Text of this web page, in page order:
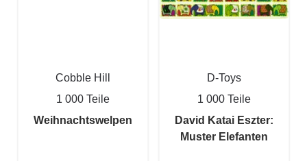
Cobble Hill
1 000 Teile
Weihnachtswelpen
D-Toys
1 000 Teile
David Katai Eszter:
Muster Elefanten